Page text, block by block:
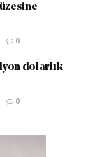
0
dolarlık
0